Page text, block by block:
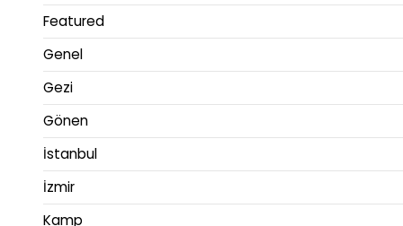
Featured
Genel
Gezi
Gönen
İstanbul
İzmir
Kamp